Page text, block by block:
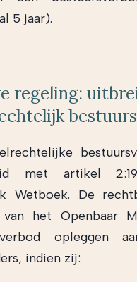
5 jaar).
regeling:
met artikel
Wetboek. De
van het Openbaar
opleggen
indien zij: